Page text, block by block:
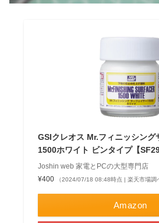
GSIクレオス Mr.フィニッシング
1500ホワイト ビンタイプ【
Joshin web 家電とPCの大型専門店
¥400
（2024/07/18 08:48時点 | 楽天市場調
Amazon